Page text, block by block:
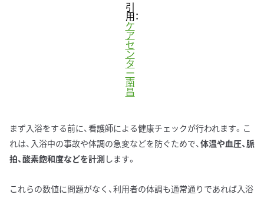
引
用：
ケ
ア
セ
ン
タ
ー
南
昌
まず入浴をする前に、看護師による健康チェックが行われます。こ
れは、入浴中の事故や体調の急変などを防ぐためで、体温や血圧、脈
拍、酸素飽和度などを計測 します。
これらの数値に問題がなく、利用者の体調も通常通りであれば入浴